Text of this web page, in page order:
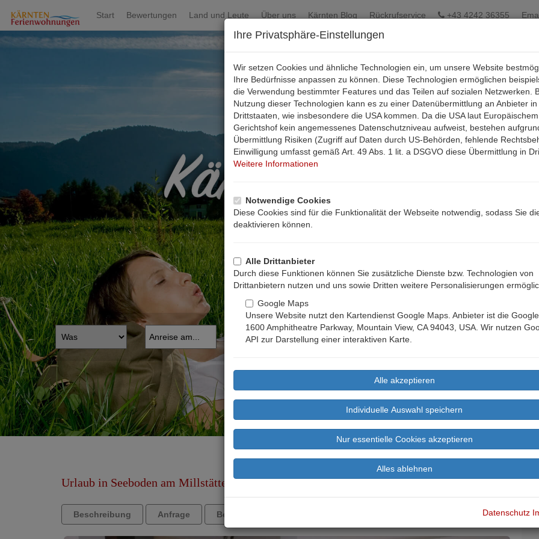
Ihre Privatsphäre-Einstellungen
Wir setzen Cookies und ähnliche Technologien ein, um unsere Website
Ihre Bedürfnisse anpassen zu können. Diese Technologien ermöglichen
die Verwendung bestimmter Features und das Teilen auf sozialen Netzwerken.
Nutzung dieser Technologien kann es zu einer Datenübermittlung an Anbieter in
Drittstaaten, wie insbesondere die USA kommen. Da die USA laut Europäischem
Gerichtshof kein angemessenes Datenschutzniveau aufweist, bestehen
Übermittlung Risiken (Zugriff auf Daten durch US-Behörden, fehlende
Einwilligung umfasst gemäß Art. 49 Abs. 1 lit. a DSGVO diese Übermittlung in
Weitere Informationen
Notwendige Cookies
Diese Cookies sind für die Funktionalität der Webseite notwendig, sodass Sie
deaktivieren können.
Alle Drittanbieter
Durch diese Funktionen können Sie zusätzliche Dienste bzw. Technologien von
Drittanbietern nutzen und uns sowie Dritten weitere Personalisierungen
Google Maps
Unsere Website nutzt den Kartendienst Google Maps. Anbieter ist die Google
1600 Amphitheatre Parkway, Mountain View, CA 94043, USA. Wir nutzen
API zur Darstellung einer interaktiven Karte.
Datenschutz
Start Bewertungen Land und Leute Über uns Kärnten Blog Rückrufservice +43 4242 36355
Urlaub in Seeboden am Millstätter See - Apartment für 2 Personen
Beschreibung Anfrage Bewertungen